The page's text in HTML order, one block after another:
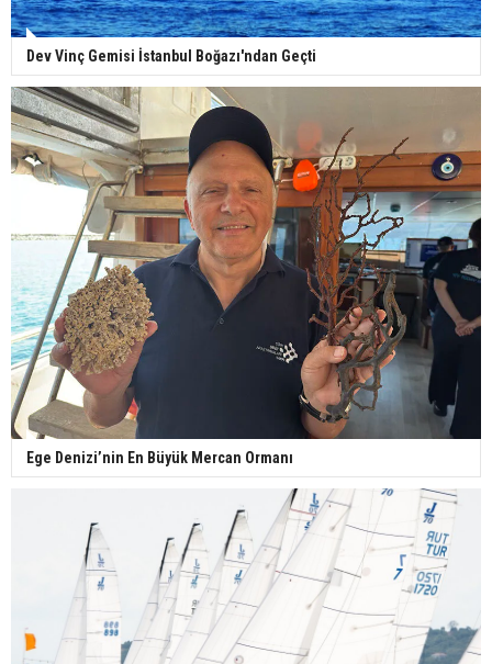
Dev Vinç Gemisi İstanbul Boğazı'ndan Geçti
Ege Denizi’nin En Büyük Mercan Ormanı